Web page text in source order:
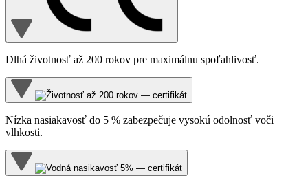
Dlhá životnosť až 200 rokov pre maximálnu spoľahlivosť.
Nízka nasiakavosť do 5 % zabezpečuje vysokú odolnosť voči
vlhkosti.